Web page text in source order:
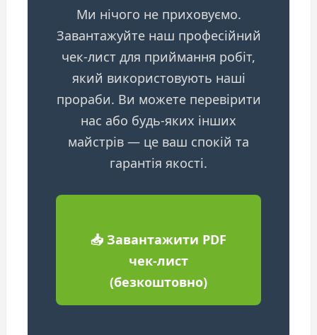
Ми нічого не приховуємо.
Завантажуйте наш професійний
чек-лист для приймання робіт,
який використовують наші
прораби. Ви можете перевірити
нас або будь-яких інших
майстрів — це ваш спокій та
гарантія якості.
📥 Завантажити PDF
чек-лист
(безкоштовно)